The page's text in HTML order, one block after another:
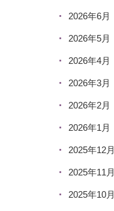
2026年6月
2026年5月
2026年4月
2026年3月
2026年2月
2026年1月
2025年12月
2025年11月
2025年10月